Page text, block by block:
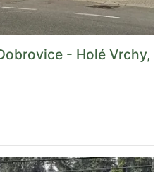
- Holé Vrchy,